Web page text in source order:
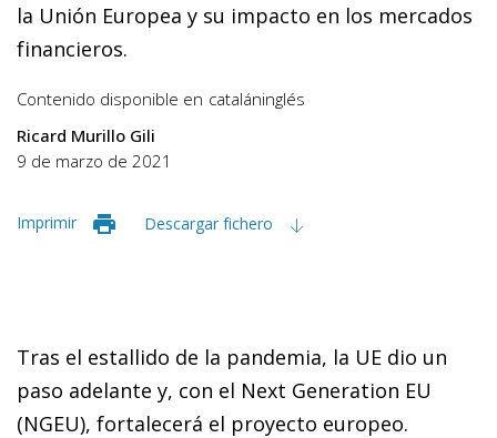
la Unión Europea y su impacto en los mercados
financieros.
Contenido disponible en cataláninglés
Ricard Murillo Gili
9 de marzo de 2021
Imprimir Descargar fichero
Tras el estallido de la pandemia, la UE dio un
paso adelante y, con el Next Generation EU
(NGEU), fortalecerá el proyecto europeo.